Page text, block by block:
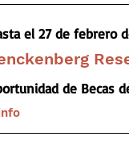
el 27 de febrero
de Becas